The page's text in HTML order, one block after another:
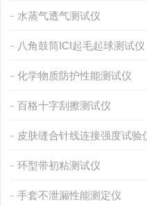
水蒸气透气测试仪
八角鼓筒ICI起毛起球测试仪
化学物质防护性能测试仪
百格十字刮擦测试仪
皮肤缝合针线连接强度试验
环型带初粘测试仪
手套不泄漏性能测定仪